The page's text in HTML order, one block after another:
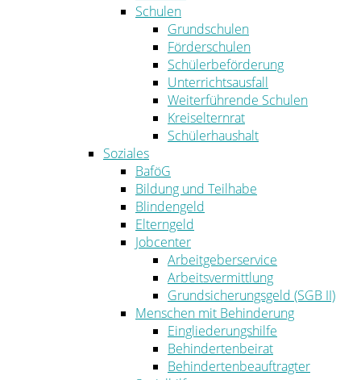
Schulen
Grundschulen
Förderschulen
Schülerbeförderung
Unterrichtsausfall
Weiterführende Schulen
Kreiselternrat
Schülerhaushalt
Soziales
BaföG
Bildung und Teilhabe
Blindengeld
Elterngeld
Jobcenter
Arbeitgeberservice
Arbeitsvermittlung
Grundsicherungsgeld (SGB II)
Menschen mit Behinderung
Eingliederungshilfe
Behindertenbeirat
Behindertenbeauftragter